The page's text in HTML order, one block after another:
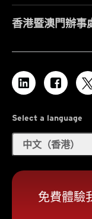
香港暨澳門辦事
Select a language
中文（香港）
免費體驗